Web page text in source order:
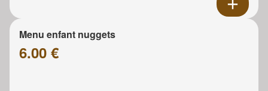
Menu enfant nuggets
6.00 €